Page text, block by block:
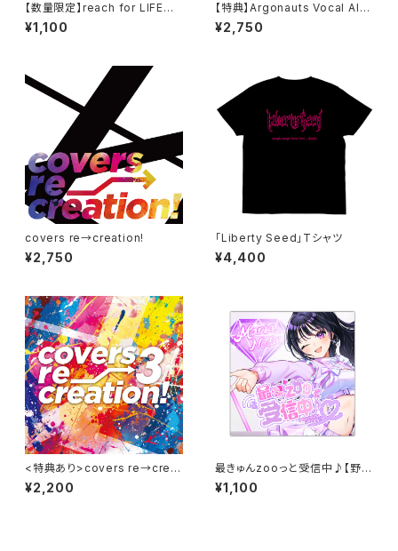
【数量限定】reach for LIFE／
江藤ともえ
¥1,100
【特典】Argonauts Vocal Alb
um vol.1（数量限定特典 ホロ
グラムきせかえジャケット）
¥2,750
covers re→creation!
¥2,750
「Liberty Seed」Tシャツ
¥4,400
<特典あり>covers re→creat
ion!3
¥2,200
最きゅんzooっと受信中♪【野田
真理愛オリジナルシングルCD】
¥1,100